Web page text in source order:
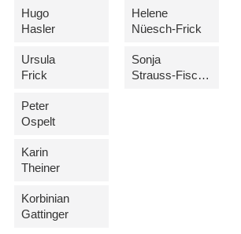
Hugo
Hasler
Ursula
Frick
Peter
Ospelt
Karin
Theiner
Korbinian
Gattinger
Helene
Nüesch-Frick
Sonja
Strauss-Fischer